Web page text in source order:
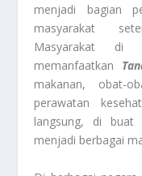
menjadi bagian
masyarakat
Masyarakat di
memanfaatkan
makanan, obat-
perawatan
langsung, di
menjadi berbagai